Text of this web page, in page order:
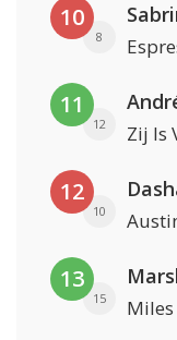
10
8
11
12 Zij Is
12
10
13
15